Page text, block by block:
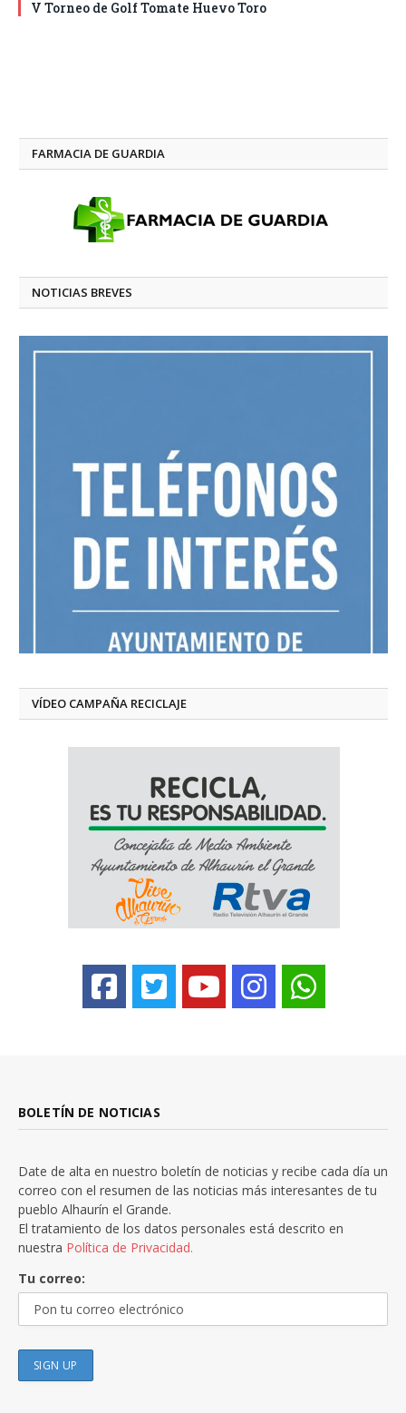
V Torneo de Golf Tomate Huevo Toro
FARMACIA DE GUARDIA
NOTICIAS BREVES
VÍDEO CAMPAÑA RECICLAJE
BOLETÍN DE NOTICIAS
Date de alta en nuestro boletín de noticias y recibe cada día un
correo con el resumen de las noticias más interesantes de tu
pueblo Alhaurín el Grande.
El tratamiento de los datos personales está descrito en
nuestra Política de Privacidad.
Tu correo: